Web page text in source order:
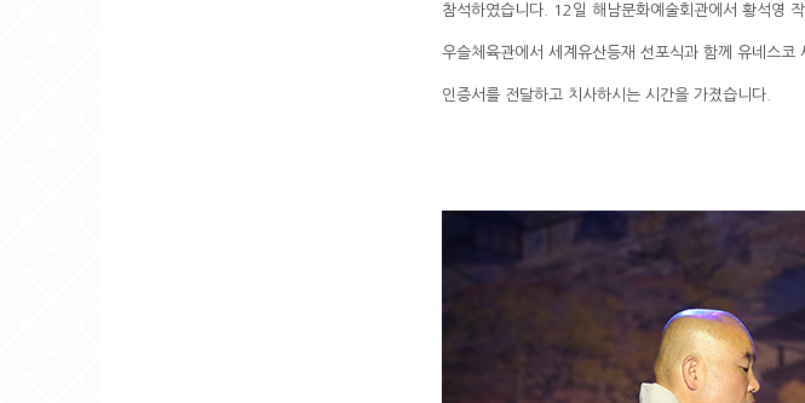
참석하였습니다. 12일 해남문화예술회관에서 황석영
우슬체육관에서 세계유산등재 선포식과 함께 유네스
인증서를 전달하고 치사하시는 시간을 가졌습니다.